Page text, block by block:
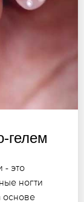
гелем
- это
ногти
основе